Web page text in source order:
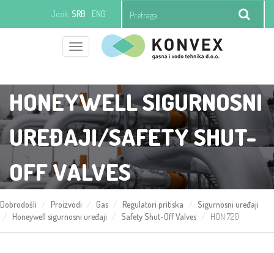
Jezik SRB ENG
+381 (0)11 21 97 392 office@konvexgv.rs
Toggle
navigation
HONEYWELL SIGURNOSNI
UREĐAJI/SAFETY SHUT-
OFF VALVES
Dobrodošli Proizvodi Gas Regulatori pritiska
Sigurnosni uređaji
Honeywell sigurnosni uređaji
Safety Shut-Off Valves HON 720